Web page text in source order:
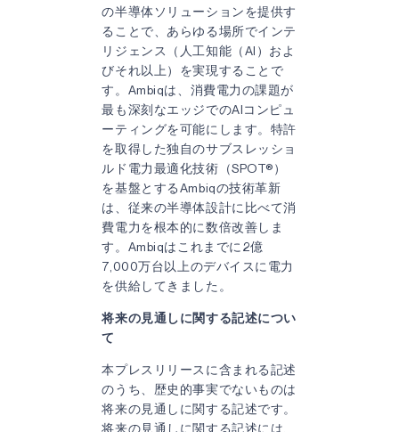
の半導体ソリューションを提供す
ることで、あらゆる場所でインテ
リジェンス（人工知能（AI）およ
びそれ以上）を実現することで
す。Ambiqは、消費電力の課題が
最も深刻なエッジでのAIコンピュ
ーティングを可能にします。特許
を取得した独自のサブスレッショ
ルド電力最適化技術（SPOT®）
を基盤とするAmbiqの技術革新
は、従来の半導体設計に比べて消
費電力を根本的に数倍改善しま
す。Ambiqはこれまでに2億
7,000万台以上のデバイスに電力
を供給してきました。
将来の見通しに関する記述につい
て
本プレスリリースに含まれる記述
のうち、歴史的事実でないものは
将来の見通しに関する記述です。
将来の見通しに関する記述には、